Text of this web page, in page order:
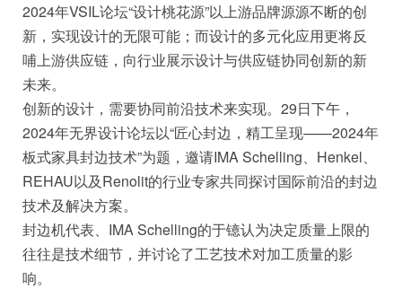
2024年VSIL论坛“设计桃花源”以上游品牌源源不断的创
新，实现设计的无限可能；而设计的多元化应用更将反
哺上游供应链，向行业展示设计与供应链协同创新的新
未来。
创新的设计，需要协同前沿技术来实现。29日下午，
2024年无界设计论坛以“匠心封边，精工呈现——2024年
板式家具封边技术”为题，邀请IMA Schelling、Henkel、
REHAU以及Renolit的行业专家共同探讨国际前沿的封边
技术及解决方案。
封边机代表、IMA Schelling的于镱认为决定质量上限的
往往是技术细节，并讨论了工艺技术对加工质量的影
响。